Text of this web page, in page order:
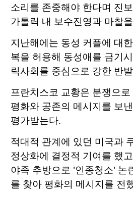
소리를 존중해야 한다며 진
가톨릭 내 보수진영과 마찰
지난해에는 동성 커플에 대
복을 허용해 동성애를 금기
릭사회를 중심으로 강한 반
프란치스코 교황은 분쟁으
평화와 공존의 메시지를 보
평가받는다.
적대적 관계에 있던 미국과
정상화에 결정적 기여를 했
야족 추방으로 '인종청소' 논
를 찾아 평화의 메시지를 전